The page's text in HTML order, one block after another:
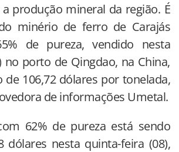
produção mineral da região. É
minério de ferro de Carajás
de pureza, vendido nesta
no porto de Qingdao, na China,
106,72 dólares por tonelada,
de informações Umetal.
62% de pureza está sendo
dólares nesta quinta-feira (08),